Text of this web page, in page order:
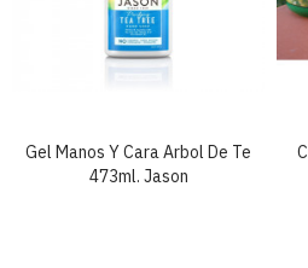
Gel Manos Y Cara Arbol De Te
473ml. Jason